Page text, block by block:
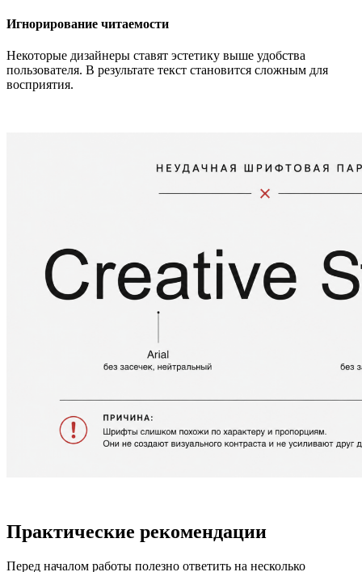
Игнорирование читаемости
Некоторые дизайнеры ставят эстетику выше удобства
пользователя. В результате текст становится сложным для
восприятия.
Практические рекомендации
Перед началом работы полезно ответить на несколько